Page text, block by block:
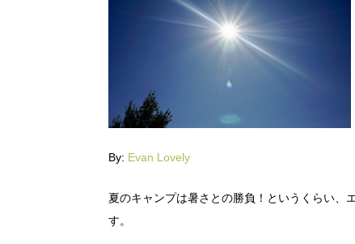
By: Evan Lovely
夏のキャンプは暑さとの勝負！というくらい、
す。